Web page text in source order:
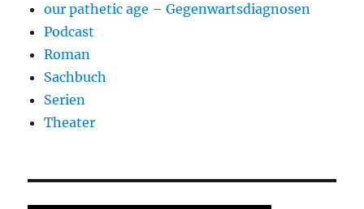
our pathetic age – Gegenwartsdiagnosen
Podcast
Roman
Sachbuch
Serien
Theater